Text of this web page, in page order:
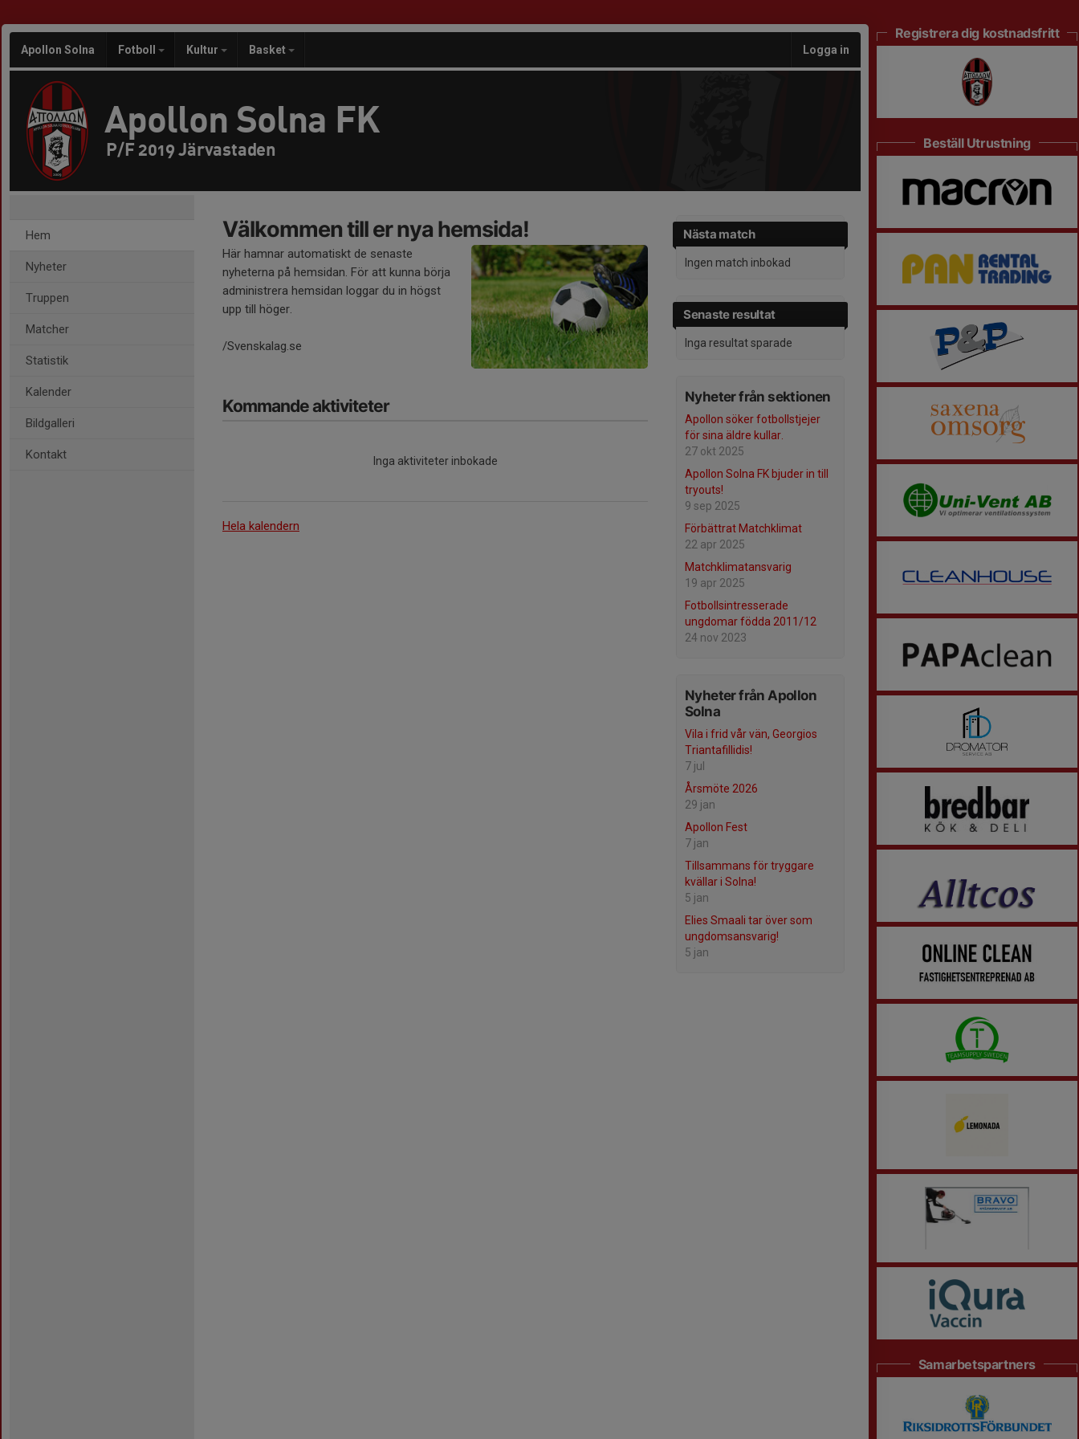
Apollon Solna Fotboll Kultur Basket Logga in
Apollon Solna FK
P/F 2019 Järvastaden
Hem
Nyheter
Truppen
Matcher
Statistik
Kalender
Bildgalleri
Kontakt
Nästa match
Ingen match inbokad
Senaste resultat
Inga resultat sparade
Nyheter från sektionen
Apollon söker fotbollstjejer
för sina äldre kullar.
27 okt 2025
Apollon Solna FK bjuder in till
tryouts!
9 sep 2025
Förbättrat Matchklimat
22 apr 2025
Matchklimatansvarig
19 apr 2025
Fotbollsintresserade
ungdomar födda 2011/12
24 nov 2023
Nyheter från Apollon
Solna
Vila i frid vår vän, Georgios
Triantafillidis!
7 jul
Årsmöte 2026
29 jan
Apollon Fest
7 jan
Tillsammans för tryggare
kvällar i Solna!
5 jan
Elies Smaali tar över som
ungdomsansvarig!
5 jan
Välkommen till er nya hemsida!
Här hamnar automatiskt de senaste
nyheterna på hemsidan. För att kunna börja
administrera hemsidan loggar du in högst
upp till höger.
/Svenskalag.se
Kommande aktiviteter
Inga aktiviteter inbokade
Hela kalendern
Registrera dig kostnadsfritt
Beställ Utrustning
Samarbetspartners